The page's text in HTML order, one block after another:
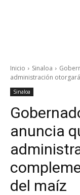
Inicio Sinaloa
administración
Sinaloa
anuncia
del maíz